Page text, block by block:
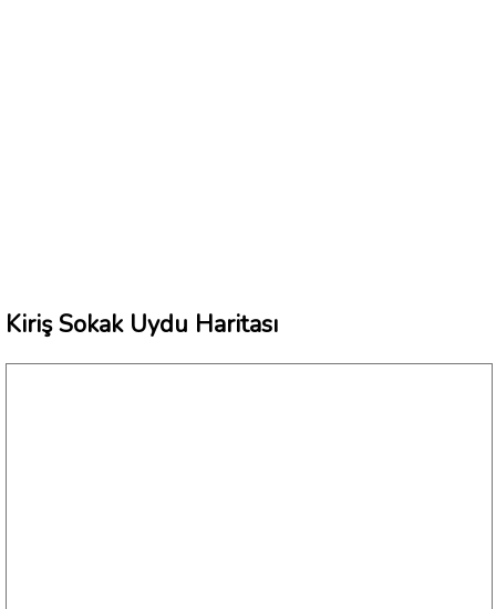
Kiriş Sokak Uydu Haritası